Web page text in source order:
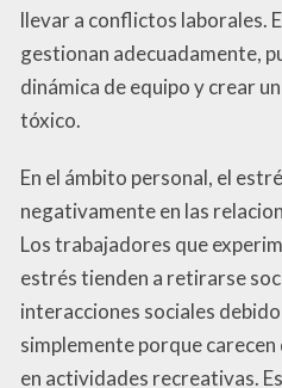
llevar a conflictos laborales.
gestionan adecuadamente,
dinámica de equipo y crear
tóxico.
En el ámbito personal, el
negativamente en las
Los trabajadores que
estrés tienden a retirarse
interacciones sociales
simplemente porque
en actividades recreativas.